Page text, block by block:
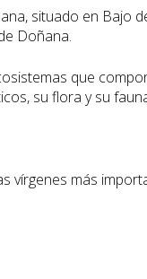
situado en Bajo
Doñana.
que
su flora y su
ví­rgenes más